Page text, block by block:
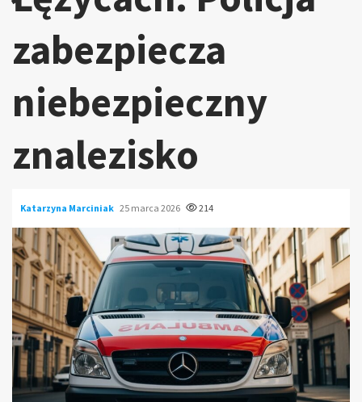
zabezpiecza
niebezpieczny
znalezisko
Katarzyna Marciniak 25 marca 2026 214